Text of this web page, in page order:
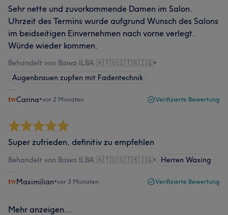
Sehr nette und zuvorkommende Damen im Salon.
Uhrzeit des Termins wurde aufgrund Wunsch des Salons
im beidseitigen Einvernehmen nach vorne verlegt.
Würde wieder kommen.
Behandelt von Bawa ILBA 🇦🇹🇺🇸🇹🇷🇮🇶•
Augenbrauen zupfen mit Fadentechnik
Carina•vor 2 Monaten Verifizierte Bewertung
Super zufrieden, definitiv zu empfehlen
Behandelt von Bawa ILBA 🇦🇹🇺🇸🇹🇷🇮🇶• Herren Waxing
Maximilian•vor 3 Monaten Verifizierte Bewertung
Mehr anzeigen...